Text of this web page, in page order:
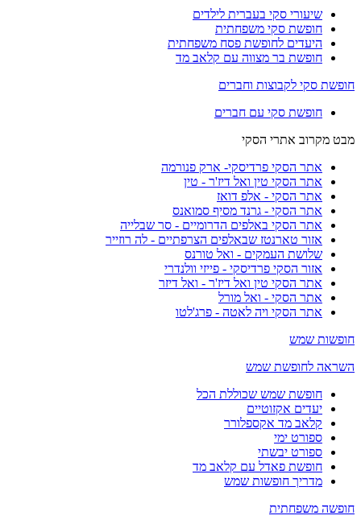
שיעורי סקי בעברית לילדים
חופשת סקי משפחתית
היעדים לחופשת פסח משפחתית
חופשת בר מצווה עם קלאב מד
חופשת סקי לקבוצות וחברים
חופשת סקי עם חברים
מבט מקרוב אתרי הסקי
אתר הסקי פרדיסקי- ארק פנורמה
אתר הסקי טין ואל דיז'ר - טין
אתר הסקי - אלפ דואז
אתר הסקי - גרנד מסיף סמואנס
אתר הסקי באלפים הדרומיים - סר שבלייה
אזור טארנטז שבאלפים הצרפתיים - לה רוזייר
שלושת העמקים - ואל טורנס
אזור הסקי פרדיסקי - פייזי וולנדרי
אתר הסקי טין ואל דיז'ר - ואל דיזר
אתר הסקי - ואל מורל
אתר הסקי ויה לאטה - פרג'לטו
חופשות שמש
השראה לחופשת שמש
חופשת שמש שכוללת הכל
יעדים אקזוטיים
קלאב מד אקספלורר
ספורט ימי
ספורט יבשתי
חופשת פאדל עם קלאב מד
מדריך חופשות שמש
חופשה משפחתית